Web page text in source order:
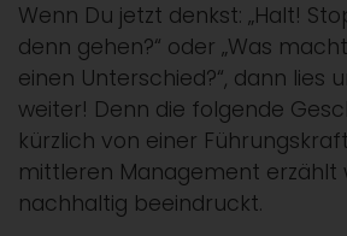
Wenn Du jetzt denkst: „Halt!
denn gehen?“ oder „Was
einen Unterschied?“, dann lies
weiter! Denn die folgende
kürzlich von einer
mittleren Management erzählt
nachhaltig beeindruckt.